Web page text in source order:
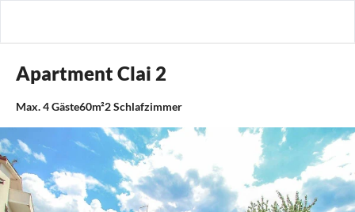
Apartment Clai 2
Max.4Gäste60m²2Schlafzimmer